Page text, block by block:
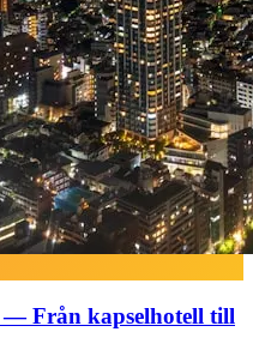
— Från kapselhotell till